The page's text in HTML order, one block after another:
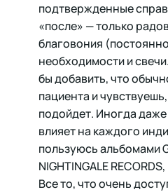
подтвержденные
«после» — только
благовония
необходимости и
бы добавить, что
пациента и
подойдет. Иногда
влияет на каждого
пользуюсь альбомами
NIGHTINGALE
Все то, что очень